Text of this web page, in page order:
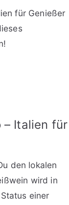
für Genießer
– Italien für
den lokalen
wird in
einer